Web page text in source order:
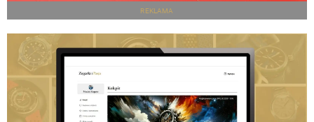
REKLAMA